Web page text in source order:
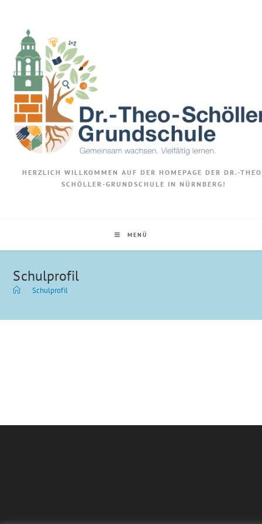
HERZLICH WILLKOMMEN AUF DER HOMEPAGE DER DR.-
SCHÖLLER-GRUNDSCHULE IN NÜRNBERG!
MENÜ
Schulprofil
> Schulprofil